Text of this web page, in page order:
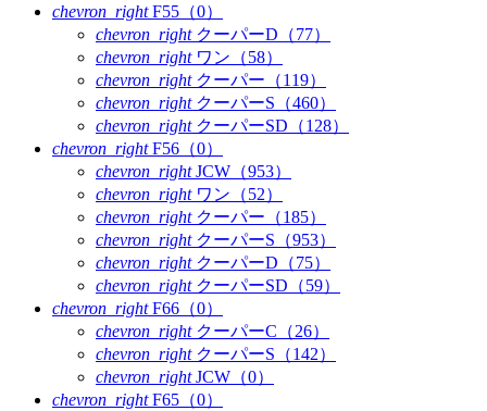
chevron_right F55（0）
chevron_right クーパーD（77）
chevron_right ワン（58）
chevron_right クーパー（119）
chevron_right クーパーS（460）
chevron_right クーパーSD（128）
chevron_right F56（0）
chevron_right JCW（953）
chevron_right ワン（52）
chevron_right クーパー（185）
chevron_right クーパーS（953）
chevron_right クーパーD（75）
chevron_right クーパーSD（59）
chevron_right F66（0）
chevron_right クーパーC（26）
chevron_right クーパーS（142）
chevron_right JCW（0）
chevron_right F65（0）